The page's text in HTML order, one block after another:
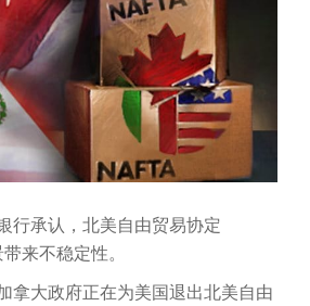
行承认，北美自由贸易协定
来不稳定性。
拿大政府正在为美国退出北美自由